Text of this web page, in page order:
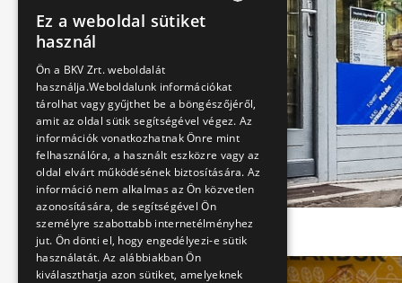
Ez a weboldal sütiket
használ
Ön a BKV Zrt. weboldalát
használja.Weboldalunk információkat
tárolhat vagy gyűjthet be a böngészőjéről,
amit az oldal sütik segítségével végez. Az
információk vonatkozhatnak Önre mint
felhasználóra, a használt eszközre vagy az
oldal elvárt működésének biztosítására. Az
információ nem alkalmas az Ön közvetlen
azonosítására, de segítségével Ön
személyre szabottabb internetélményhez
jut. Ön dönti el, hogy engedélyezi-e sütik
használatát. Az alábbiakban Ön
kiválaszthatja azon sütiket, amelyeknek